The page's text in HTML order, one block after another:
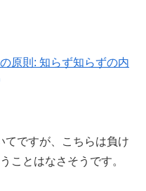
原則: 知らず知らずの内
てですが、こちらは負け
ことはなさそうです。